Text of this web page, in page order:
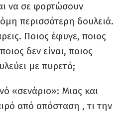
να σε φορτώσουν
περισσότερη δουλειά.
Ποιος έφυγε, ποιος
δεν είναι, ποιος
με πυρετό;
«σενάριο»: Μιας και
από απόσταση , τι την